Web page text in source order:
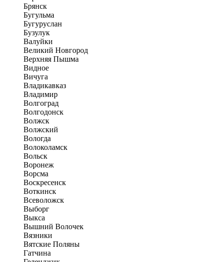
Брянск
Бугульма
Бугуруслан
Бузулук
Валуйки
Великий Новгород
Верхняя Пышма
Видное
Вичуга
Владикавказ
Владимир
Волгоград
Волгодонск
Волжск
Волжский
Вологда
Волоколамск
Вольск
Воронеж
Ворсма
Воскресенск
Воткинск
Всеволожск
Выборг
Выкса
Вышний Волочек
Вязники
Вятские Поляны
Гатчина